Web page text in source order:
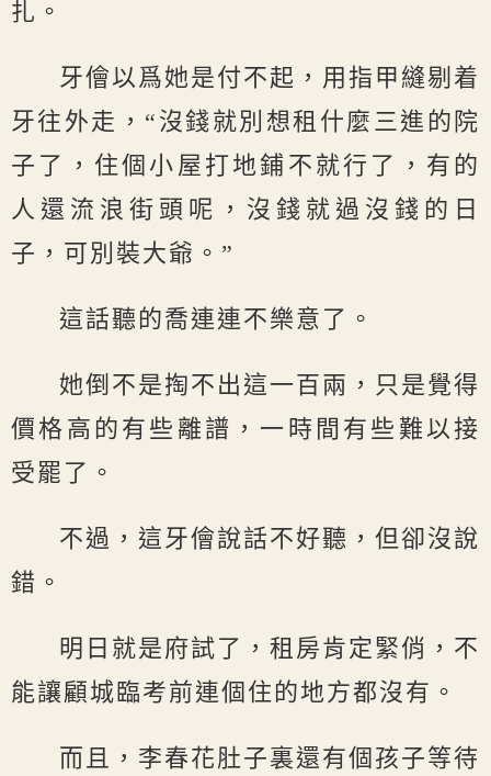
扎。
牙儈以爲她是付不起，用指甲縫剔着
牙往外走，“沒錢就別想租什麼三進的院
子了，住個小屋打地鋪不就行了，有的
人還流浪街頭呢，沒錢就過沒錢的日
子，可別裝大爺。”
這話聽的喬連連不樂意了。
她倒不是掏不出這一百兩，只是覺得
價格高的有些離譜，一時間有些難以接
受罷了。
不過，這牙儈說話不好聽，但卻沒說
錯。
明日就是府試了，租房肯定緊俏，不
能讓顧城臨考前連個住的地方都沒有。
而且，李春花肚子裏還有個孩子等待